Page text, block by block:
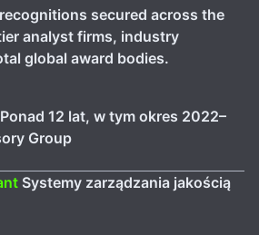
secured across the
analyst firms, industry
global award bodies.
Ponad 12 lat, w tym okres 2022–
Group
Systemy zarządzania jakością